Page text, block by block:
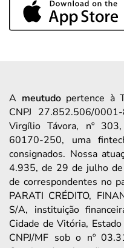
A meutudopertence à
CNPJ 27.852.506/
Virgílio Távora, nº 303,
60170-250, uma
consignados. Nossa
4.935, de 29 de julho
de correspondentes no
PARATI CRÉDITO,
S/A, instituição
Cidade de Vitória,
CNPJ/MF sob o nº